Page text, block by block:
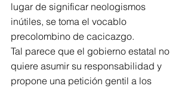
lugar de significar neologismos
inútiles, se toma el vocablo
precolombino de cacicazgo.
Tal parece que el gobierno estatal no
quiere asumir su responsabilidad y
propone una petición gentil a los